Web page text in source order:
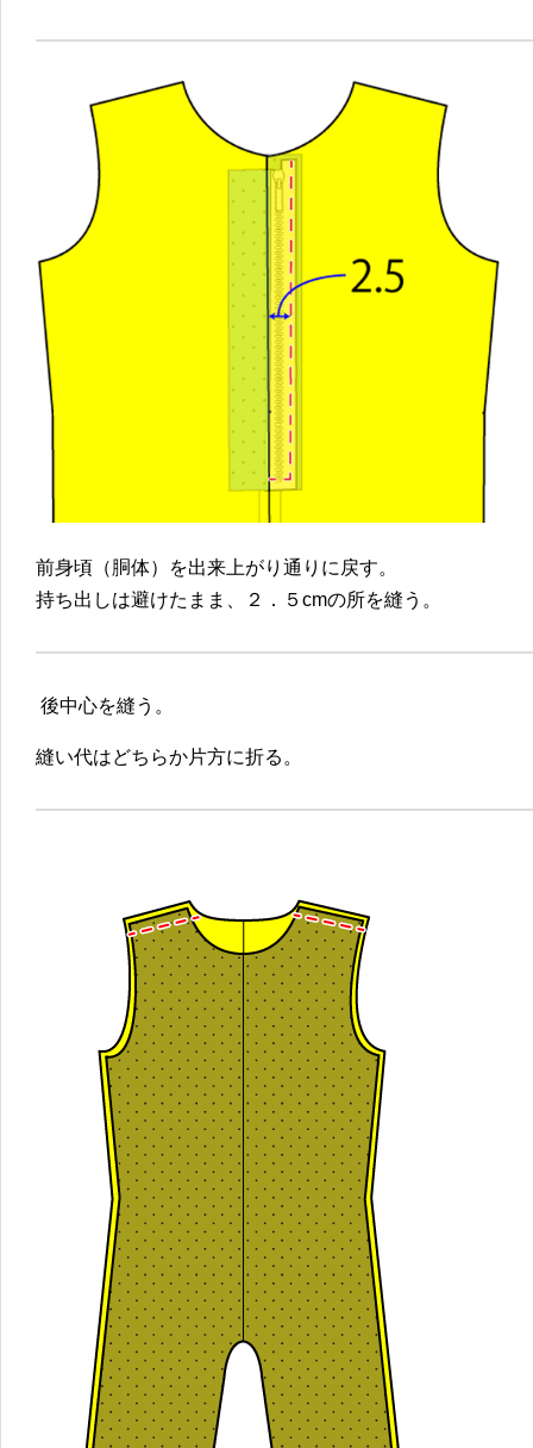
前身頃（胴体）を出来上がり通りに戻す。
持ち出しは避けたまま、２．５cmの所を縫う。
後中心を縫う。
縫い代はどちらか片方に折る。